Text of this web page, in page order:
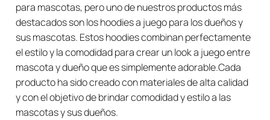
para mascotas, pero uno de nuestros productos más
destacados son los hoodies a juego para los dueños y
sus mascotas. Estos hoodies combinan perfectamente
el estilo y la comodidad para crear un look a juego entre
mascota y dueño que es simplemente adorable.Cada
producto ha sido creado con materiales de alta calidad
y con el objetivo de brindar comodidad y estilo a las
mascotas y sus dueños.